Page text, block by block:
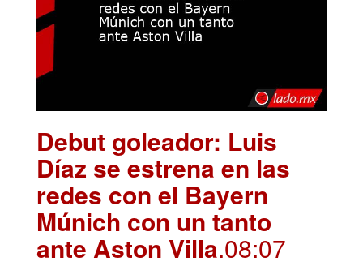
Debut goleador: Luis
Díaz se estrena en las
redes con el Bayern
Múnich con un tanto
ante Aston Villa.08:07